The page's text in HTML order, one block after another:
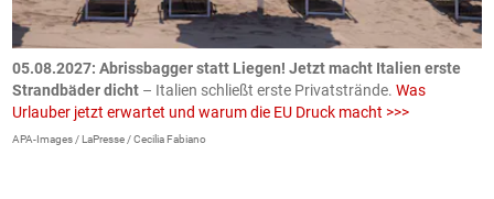
05.08.2027: Abrissbagger statt Liegen! Jetzt macht Italien erste
Strandbäder dicht – Italien schließt erste Privatstrände. Was
Urlauber jetzt erwartet und warum die EU Druck macht >>>
APA-Images / LaPresse / Cecilia Fabiano